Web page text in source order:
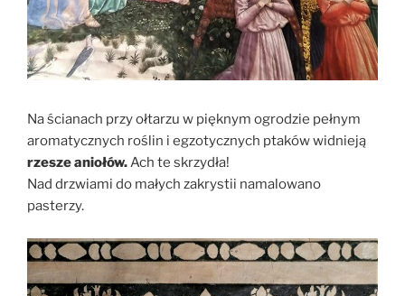
Na ścianach przy ołtarzu w pięknym ogrodzie pełnym
aromatycznych roślin i egzotycznych ptaków widnieją
rzesze aniołów.Ach te skrzydła!
Nad drzwiami do małych zakrystii namalowano
pasterzy.